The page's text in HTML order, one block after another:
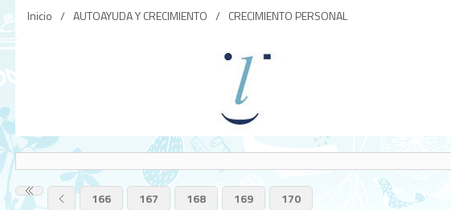
Inicio / AUTOAYUDA Y CRECIMIENTO / CRECIMIENTO PERSONAL
166 167 168 169 170